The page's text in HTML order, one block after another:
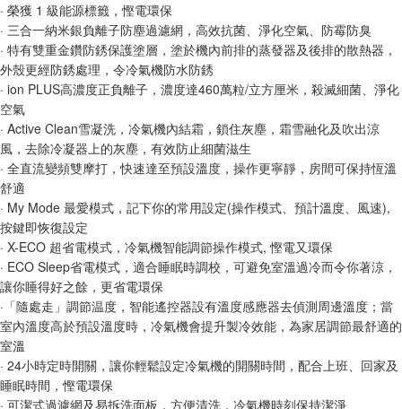
· 榮獲 1 級能源標籤，慳電環保
· 三合一納米銀負離子防塵過濾網，高效抗菌、淨化空氣、防霉防臭
· 特有雙重金鑽防銹保護塗層，塗於機內前排的蒸發器及後排的散熱器，
外殼更經防銹處理，令冷氣機防水防銹
· ion PLUS高濃度正負離子，濃度達460萬粒/立方厘米，殺滅細菌、淨化
空氣
· Active Clean雪凝洗，冷氣機內結霜，鎖住灰塵，霜雪融化及吹出涼
風，去除冷凝器上的灰塵，有效防止細菌滋生
· 全直流變頻雙摩打，快速達至預設溫度，操作更寧靜，房間可保持恆溫
舒適
· My Mode 最愛模式，記下你的常用設定(操作模式、預計溫度、風速),
按鍵即恢復設定
· X-ECO 超省電模式，冷氣機智能調節操作模式, 慳電又環保
· ECO Sleep省電模式，適合睡眠時調校，可避免室溫過冷而令你著涼，
讓你睡得好之餘，更省電環保
·「隨處走」調節温度，智能遙控器設有溫度感應器去偵測周邊溫度；當
室內溫度高於預設溫度時，冷氣機會提升製冷效能，為家居調節最舒適的
室溫
· 24小時定時開關，讓你輕鬆設定冷氣機的開關時間，配合上班、回家及
睡眠時間，慳電環保
· 可潔式過濾網及易拆洗面板，方便清洗，冷氣機時刻保持潔淨